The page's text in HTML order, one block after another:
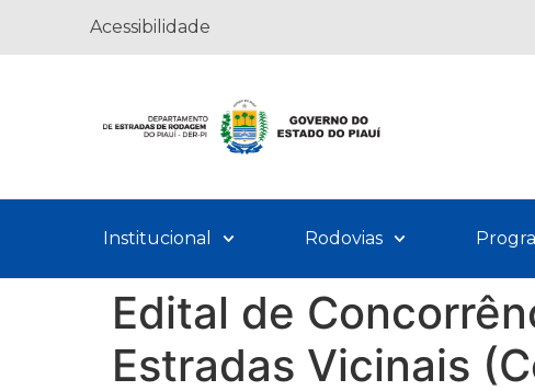
Acessibilidade
Institucional Rodovias
Edital de
Estradas Vicinais